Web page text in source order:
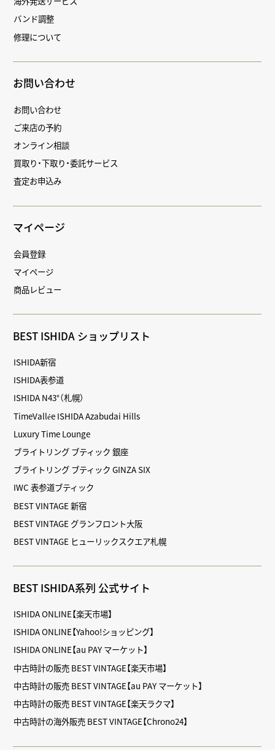
バンド調整
修理について
お問い合わせ
お問い合わせ
ご来店の予約
オンライン相談
買取り・下取り・委託サービス
査定お申込み
マイページ
会員登録
マイページ
商品レビュー
BEST ISHIDA ショップリスト
ISHIDA新宿
ISHIDA表参道
ISHIDA N43°（札幌）
TimeVallée ISHIDA Azabudai Hills
Luxury Time Lounge
ブライトリング ブティック 銀座
ブライトリング ブティック GINZA SIX
IWC 表参道ブティック
BEST VINTAGE 新宿
BEST VINTAGE グランフロント大阪
BEST VINTAGE ヒューリックスクエア札幌
BEST ISHIDA系列 公式サイト
ISHIDA ONLINE【楽天市場】
ISHIDA ONLINE【Yahoo!ショッピング】
ISHIDA ONLINE【au PAY マーケット】
中古時計の販売 BEST VINTAGE【楽天市場】
中古時計の販売 BEST VINTAGE【au PAY マーケット】
中古時計の販売 BEST VINTAGE【楽天ラクマ】
中古時計の海外販売 BEST VINTAGE【Chrono24】